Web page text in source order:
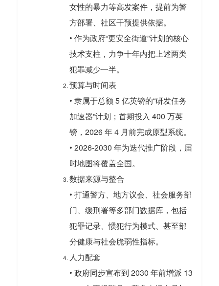
女性的暴力等高发案件，提前为警
方部署、社区干预提供依据。
• 作为政府“更安全街道”计划的核心
技术支柱，力争十年内把上述两类
犯罪减少一半。
预算与时间表
• 隶属于总额 5 亿英镑的“研发任务
加速器”计划；首期投入 400 万英
镑，2026 年 4 月前完成原型系统。
• 2026-2030 年为迭代推广阶段，届
时地图将覆盖全国。
数据来源与整合
• 打通警方、地方议会、社会服务部
门、缓刑署等多部门数据库，包括
犯罪记录、惯犯行为模式、甚至部
分健康与社会脆弱性指标。
人力配套
• 政府同步宣布到 2030 年前增派 13